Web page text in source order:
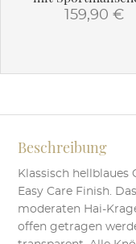
159,90€
Varianten
Die
Optionen
können
auf
der
Beschreibung
Klassisch
Easy Care Finish.
moderaten Hai-
offen getragen